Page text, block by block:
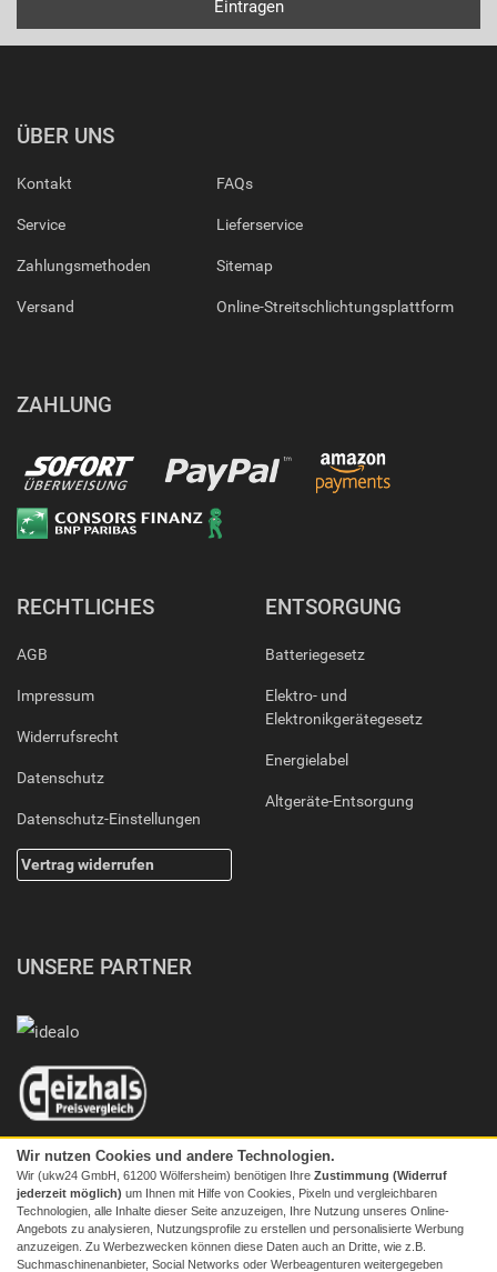
ÜBER UNS
Kontakt
Service
Zahlungsmethoden
Versand
FAQs
Lieferservice
Sitemap
Online-Streitschlichtungsplattform
ZAHLUNG
RECHTLICHES
AGB
Impressum
Widerrufsrecht
Datenschutz
Datenschutz-Einstellungen
Vertrag widerrufen
ENTSORGUNG
Batteriegesetz
Elektro- und
Elektronikgerätegesetz
Energielabel
Altgeräte-Entsorgung
UNSERE PARTNER
Wir nutzen Cookies und andere Technologien.
Wir (ukw24 GmbH, 61200 Wölfersheim) benötigen Ihre Zustimmung (Widerruf
jederzeit möglich) um Ihnen mit Hilfe von Cookies, Pixeln und vergleichbaren
Technologien, alle Inhalte dieser Seite anzuzeigen, Ihre Nutzung unseres Online-
Angebots zu analysieren, Nutzungsprofile zu erstellen und personalisierte Werbung
anzuzeigen. Zu Werbezwecken können diese Daten auch an Dritte, wie z.B.
Suchmaschinenanbieter, Social Networks oder Werbeagenturen weitergegeben